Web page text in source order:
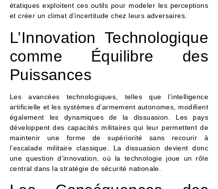
étatiques exploitent ces outils pour modeler les perceptions
et créer un climat d’incertitude chez leurs adversaires.
L’Innovation Technologique
comme Équilibre des
Puissances
Les avancées technologiques, telles que l’intelligence
artificielle et les systèmes d’armement autonomes, modifient
également les dynamiques de la dissuasion. Les pays
développent des capacités militaires qui leur permettent de
maintenir une forme de supériorité sans recourir à
l’escalade militaire classique. La dissuasion devient donc
une question d’innovation, où la technologie joue un rôle
central dans la stratégie de sécurité nationale.